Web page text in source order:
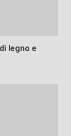
legno e